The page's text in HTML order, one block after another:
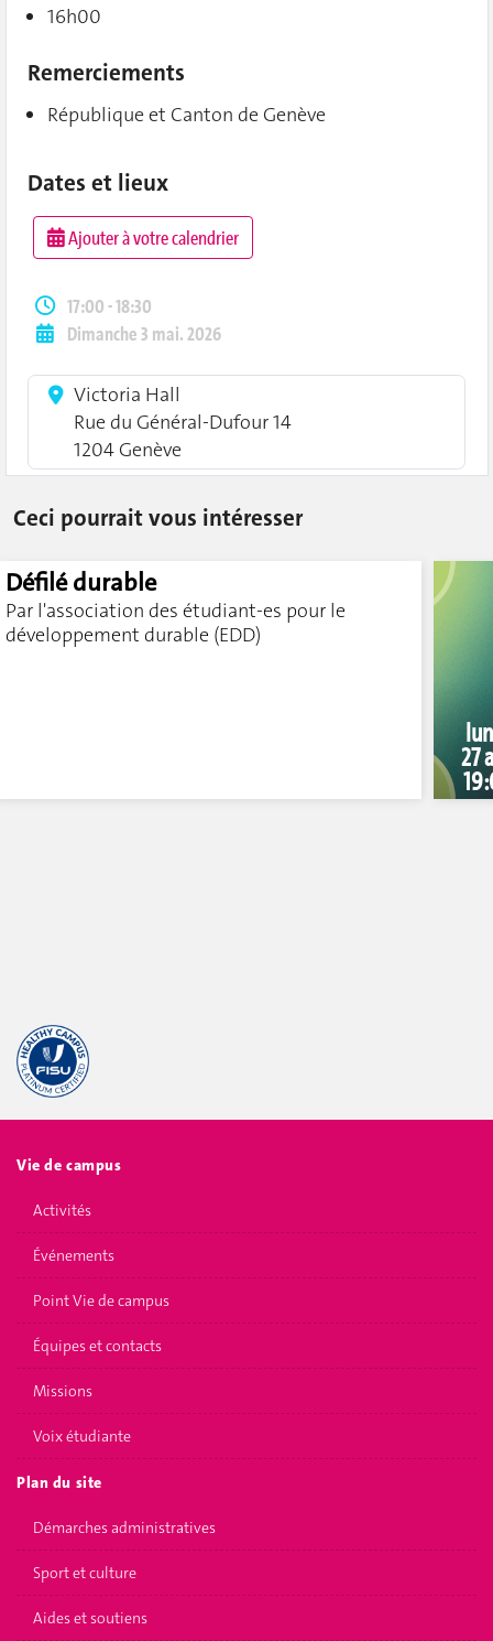
16h00
Remerciements
République et Canton de Genève
Dates et lieux
Ajouter à votre calendrier
17:00 - 18:30
Dimanche 3 mai. 2026
Victoria Hall
Rue du Général-Dufour 14
1204 Genève
Ceci pourrait vous intéresser
Défilé durable
Par l'association des étudiant-es pour le
développement durable (EDD)
27
Vie de campus
Activités
Événements
Point Vie de campus
Équipes et contacts
Missions
Voix étudiante
Plan du site
Démarches administratives
Sport et culture
Aides et soutiens